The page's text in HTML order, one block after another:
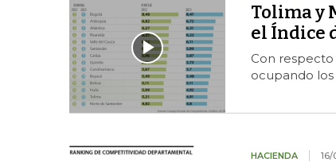
Tolima y
el Índice
Con respecto
ocupando los
HACIENDA 16/